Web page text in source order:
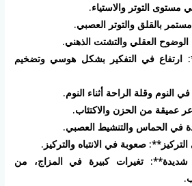
مستوى التوتر والاستياء.
بالقلق والتوتر العصبي.
العقلي والتشتت الذهني.
ارتفاع في التفكير بشكل هوسي وتضخيم
النوم وقلة الراحة أثناء النوم.
عميقة من الحزن والاكتئاب.
في الحماس والتنشيط العصبي.
صعوبة في الانتباه والتركيز.
شديدة**: تغيرات كبيرة في المزاج، من